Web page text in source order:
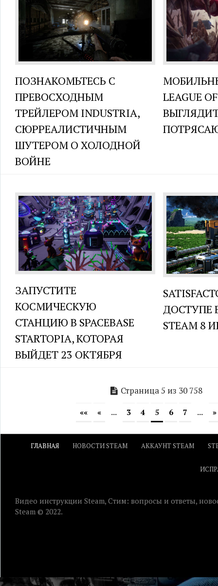
ПОЗНАКОМЬТЕСЬ С
ПРЕВОСХОДНЫМ
ТРЕЙЛЕРОМ INDUSTRIA,
СЮРРЕАЛИСТИЧНЫМ
ШУТЕРОМ О ХОЛОДНОЙ
ВОЙНЕ
LEAGUE
ЗАПУСТИТЕ
КОСМИЧЕСКУЮ
СТАНЦИЮ В SPACEBASE
STARTOPIA, КОТОРАЯ
ВЫЙДЕТ 23 ОКТЯБРЯ
ДОСТУПЕ
STEAM 8
Страница 5 из 30 758
«« « ... 3 4 5 6 7 ... »
ГЛАВНАЯ НОВОСТИ STEAM АККАУНТ STEAM
Видео инструкции Steam, Стим: вопросы и ответы,
Steam © 2022.